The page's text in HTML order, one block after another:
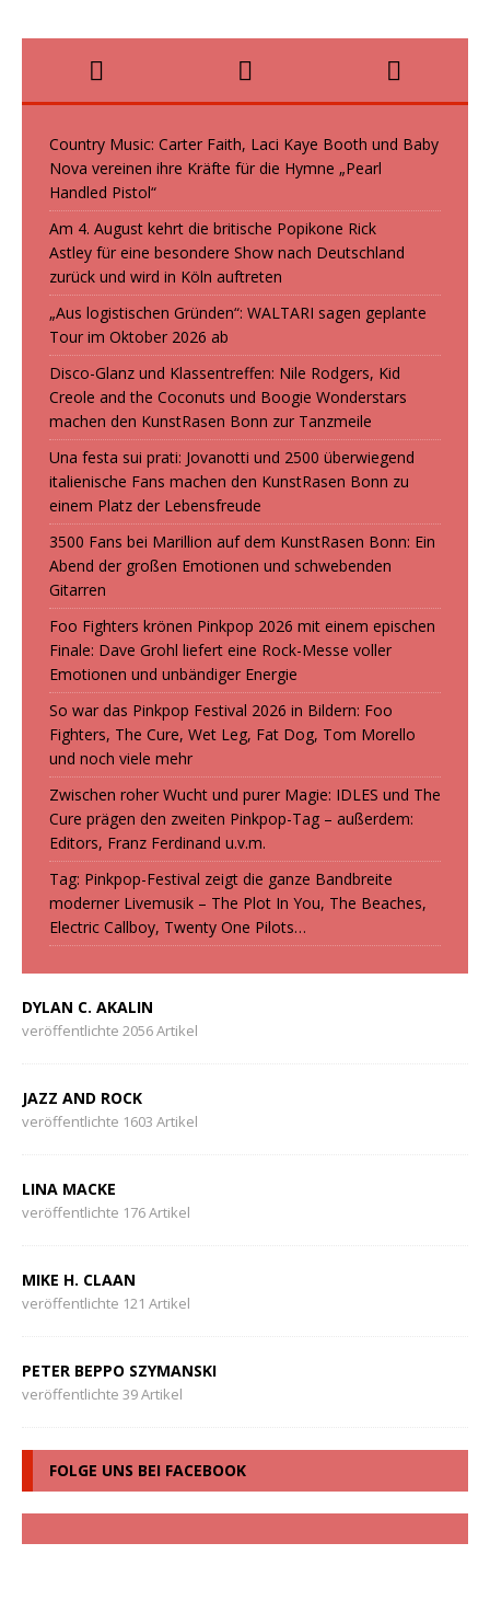
Country Music: Carter Faith, Laci Kaye Booth und Baby
Nova vereinen ihre Kräfte für die Hymne „Pearl
Handled Pistol“
Am 4. August kehrt die britische Popikone Rick
Astley für eine besondere Show nach Deutschland
zurück und wird in Köln auftreten
„Aus logistischen Gründen“: WALTARI sagen geplante
Tour im Oktober 2026 ab
Disco-Glanz und Klassentreffen: Nile Rodgers, Kid
Creole and the Coconuts und Boogie Wonderstars
machen den KunstRasen Bonn zur Tanzmeile
Una festa sui prati: Jovanotti und 2500 überwiegend
italienische Fans machen den KunstRasen Bonn zu
einem Platz der Lebensfreude
3500 Fans bei Marillion auf dem KunstRasen Bonn: Ein
Abend der großen Emotionen und schwebenden
Gitarren
Foo Fighters krönen Pinkpop 2026 mit einem epischen
Finale: Dave Grohl liefert eine Rock-Messe voller
Emotionen und unbändiger Energie
So war das Pinkpop Festival 2026 in Bildern: Foo
Fighters, The Cure, Wet Leg, Fat Dog, Tom Morello
und noch viele mehr
Zwischen roher Wucht und purer Magie: IDLES und The
Cure prägen den zweiten Pinkpop-Tag – außerdem:
Editors, Franz Ferdinand u.v.m.
Tag: Pinkpop-Festival zeigt die ganze Bandbreite
moderner Livemusik – The Plot In You, The Beaches,
Electric Callboy, Twenty One Pilots…
DYLAN C. AKALIN
veröffentlichte 2056 Artikel
JAZZ AND ROCK
veröffentlichte 1603 Artikel
LINA MACKE
veröffentlichte 176 Artikel
MIKE H. CLAAN
veröffentlichte 121 Artikel
PETER BEPPO SZYMANSKI
veröffentlichte 39 Artikel
FOLGE UNS BEI FACEBOOK